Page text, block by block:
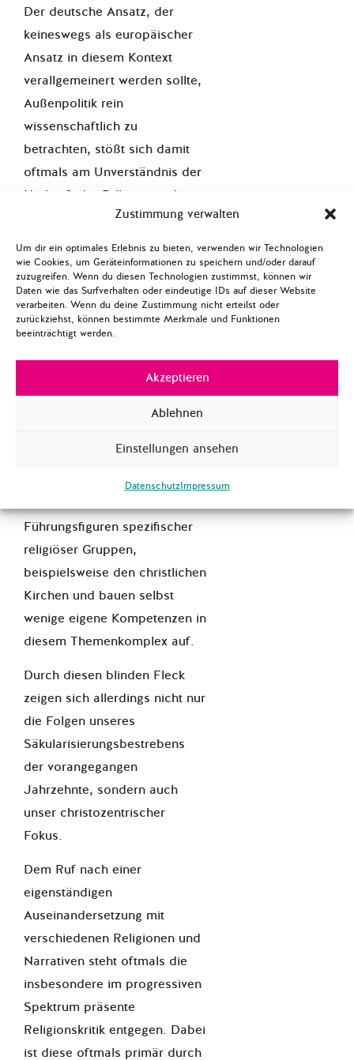
Zustimmung verwalten
Um dir ein optimales Erlebnis zu bieten, verwenden wir Technologien
wie Cookies, um Geräteinformationen zu speichern und/oder darauf
zuzugreifen. Wenn du diesen Technologien zustimmst, können wir
Daten wie das Surfverhalten oder eindeutige IDs auf dieser Website
verarbeiten. Wenn du deine Zustimmung nicht erteilst oder
zurückziehst, können bestimmte Merkmale und Funktionen
beeinträchtigt werden.
Akzeptieren
Ablehnen
Einstellungen ansehen
DatenschutzImpressum
Der deutsche Ansatz, der
keineswegs als europäischer
Ansatz in diesem Kontext
verallgemeinert werden sollte,
Außenpolitik rein
wissenschaftlich zu
betrachten, stößt sich damit
oftmals am Unverständnis der
Herkunft der Prägung und
Interessen des Gegenüber.
Es gibt hier zwar erste
Bemühungen durch das
Bundesministerium für
Wirtschaftliche
Zusammenarbeit und
Konnex zwischen Religion und
werden. Diese fokussieren sich
jedoch primär auf die
Führungsfiguren spezifischer
religiöser Gruppen,
beispielsweise den christlichen
Kirchen und bauen selbst
wenige eigene Kompetenzen in
diesem Themenkomplex auf.
Durch diesen blinden Fleck
zeigen sich allerdings nicht nur
die Folgen unseres
Säkularisierungsbestrebens
der vorangegangen
Jahrzehnte, sondern auch
unser christozentrischer
Fokus.
Dem Ruf nach einer
eigenständigen
Auseinandersetzung mit
verschiedenen Religionen und
Narrativen steht oftmals die
insbesondere im progressiven
Spektrum präsente
Religionskritik entgegen. Dabei
ist diese oftmals primär durch